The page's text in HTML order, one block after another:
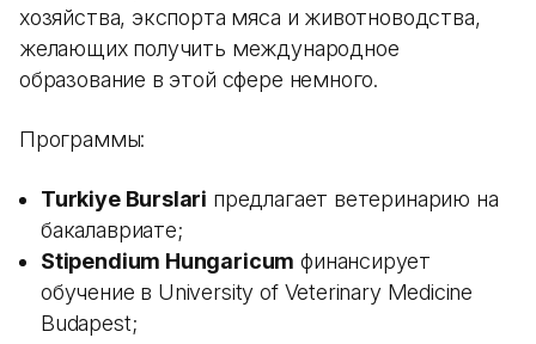
хозяйства, экспорта мяса и животноводства,
желающих получить международное
образование в этой сфере немного.
Программы:
Turkiye Burslari предлагает ветеринарию на
бакалавриате;
Stipendium Hungaricum финансирует
обучение в University of Veterinary Medicine
Budapest;